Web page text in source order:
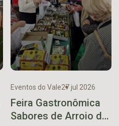
Eventos do Vale27 jul 2026
Feira Gastronômica
Sabores de Arroio do